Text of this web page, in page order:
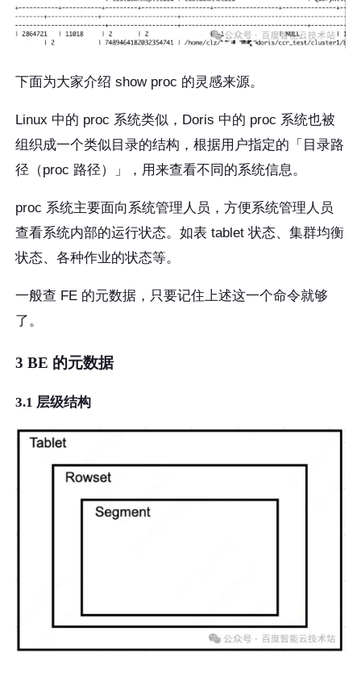
下面为大家介绍 show proc 的灵感来源。
Linux 中的 proc 系统类似，Doris 中的 proc 系统也被
组织成一个类似目录的结构，根据用户指定的「目录路
径（proc 路径）」，用来查看不同的系统信息。
proc 系统主要面向系统管理人员，方便系统管理人员
查看系统内部的运行状态。如表 tablet 状态、集群均衡
状态、各种作业的状态等。
一般查 FE 的元数据，只要记住上述这一个命令就够
了。
3 BE 的元数据
3.1 层级结构